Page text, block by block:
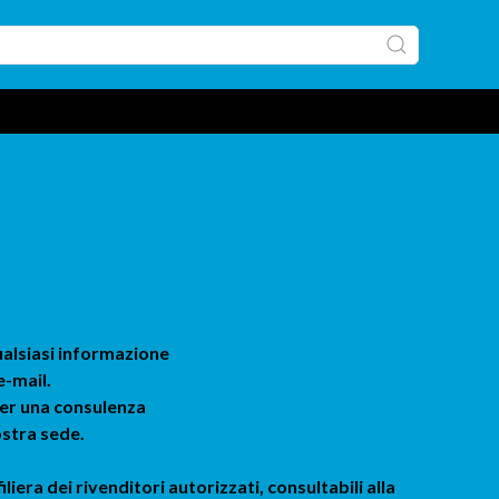
informazione
mail.
una consulenza
sede.
dei rivenditori autorizzati, consultabili alla